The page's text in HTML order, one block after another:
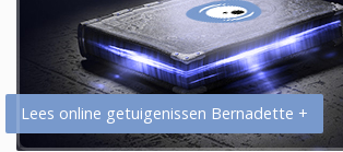
Lees online getuigenissen Bernadette +